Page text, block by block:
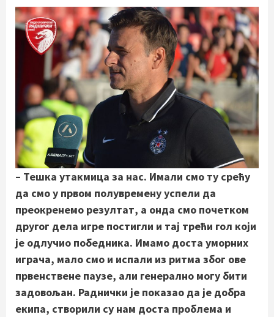
– Тешка утакмица за нас. Имали смо ту срећу
да смо у првом полувремену успели да
преокренемо резултат, а онда смо почетком
другог дела игре постигли и тај трећи гол који
је одлучио победника. Имамо доста уморних
играча, мало смо и испали из ритма због ове
првенствене паузе, али генерално могу бити
задовољан. Раднички је показао да је добра
екипа, створили су нам доста проблема и